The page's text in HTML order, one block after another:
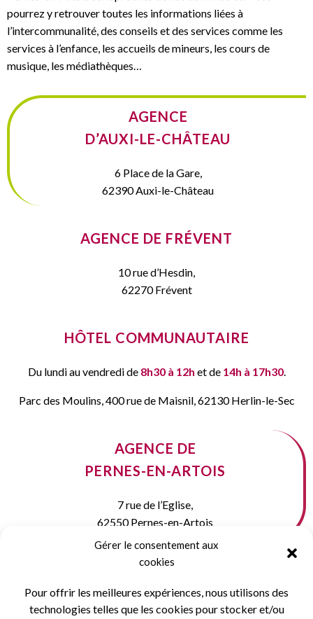
Gérer le consentement aux
cookies
Pour offrir les meilleures expériences, nous utilisons des
technologies telles que les cookies pour stocker et/ou
pourrez y retrouver toutes les informations liées à
l’intercommunalité, des conseils et des services comme les
services à l’enfance, les accueils de mineurs, les cours de
musique, les médiathèques…
AGENCE
D’AUXI-LE-CHÂTEAU
6 Place de la Gare,
62390 Auxi-le-Château
AGENCE DE FRÉVENT
10 rue d’Hesdin,
62270 Frévent
HÔTEL COMMUNAUTAIRE
Du lundi au vendredi de 8h30 à 12h et de 14h à 17h30.
Parc des Moulins, 400 rue de Maisnil, 62130 Herlin-le-Sec
AGENCE DE
PERNES-EN-ARTOIS
7 rue de l’Eglise,
62550 Pernes-en-Artois
Horaires d’ouverture des agences de proximité
Frévent et Pernes): Du lundi au jeudi de8h30 à 12het de 13h30
à 17h. Le vendredi de8h30 à 12h.